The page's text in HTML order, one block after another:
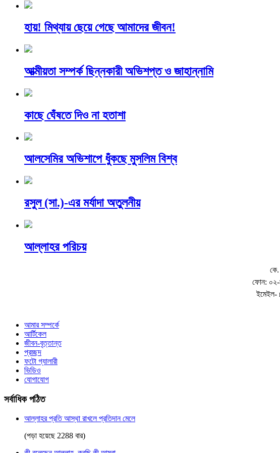
হায়! মিথ্যায় ছেয়ে গেছে আমাদের জীবন!
আত্মীয়তা সম্পর্ক ছিন্নকারী অভিশপ্ত ও জাহান্নামি
কাছে ঘেঁষতে দিও না হতাশা
আলসেমির অভিশাপে ধুঁকছে মুসলিম বিশ্ব
রসুল (সা.)-এর মর্যাদা অতুলনীয়
আল্লাহর পরিচয়
কে.
ফোন: ০২-
আমার সম্পর্কে
আর্টিকেল
জীবন-বৃত্তান্ত
প্রচ্ছদ
ফটো গ্যালারী
ভিডিও
যোগাযোগ
সর্বাধিক পঠিত
আল্লাহর প্রতি আস্থা রাখলে প্রতিদান মেলে
(পড়া হয়েছে 2288 বার)